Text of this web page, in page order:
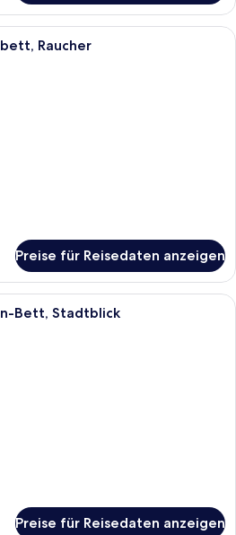
Ein Hotelzimmer mit einem Bett,
Raucher
Preise für Reisedaten anzeigen
Ein Hotelzimmer mit einem großen
Bett, Stadtblick
Preise für Reisedaten anzeigen